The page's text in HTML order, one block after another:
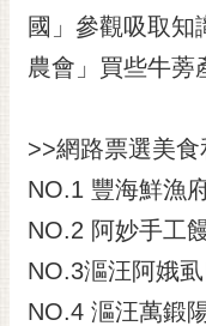
市
府
交
置
國」參觀吸取知
農會」買些牛蒡
>>網路票選美
NO.1 豐海鮮漁
NO.2 阿妙手工
NO.3漚汪阿娥
NO.4 漚汪萬鍛